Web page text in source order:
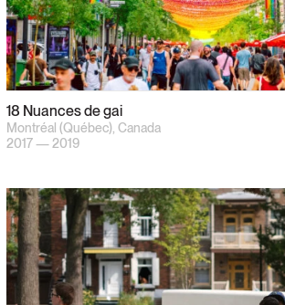
18 Nuances de gai
Montréal (Québec), Canada
2017 — 2019